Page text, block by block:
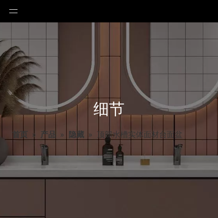
细节
首页 » 产品 » 隐藏 » 顶部水槽实体面材台面盆